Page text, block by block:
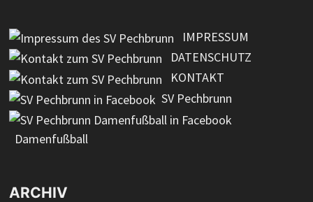
IMPRESSUM
DATENSCHUTZ
KONTAKT
SV Pechbrunn
Damenfußball
ARCHIV